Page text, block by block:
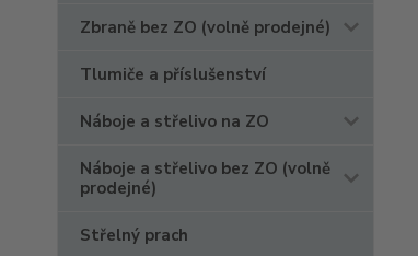
Zbraně bez ZO (volně prodejné)
Tlumiče a příslušenství
Náboje a střelivo na ZO
Náboje a střelivo bez ZO (volně
prodejné)
Střelný prach